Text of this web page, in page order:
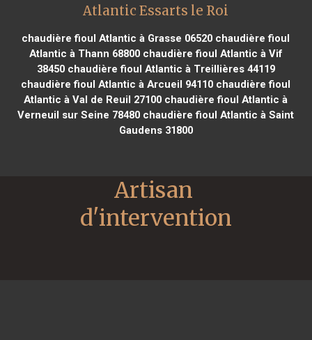
Atlantic Essarts le Roi
chaudière fioul Atlantic à Grasse 06520 chaudière fioul
Atlantic à Thann 68800chaudière fioul Atlantic à Vif
38450chaudière fioul Atlantic à Treillières 44119
chaudière fioul Atlantic à Arcueil 94110 chaudière fioul
Atlantic à Val de Reuil 27100 chaudière fioul Atlantic à
Verneuil sur Seine 78480 chaudière fioul Atlantic à Saint
Gaudens 31800
Artisan
d'intervention